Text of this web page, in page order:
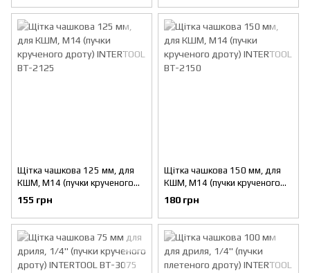
Щітка чашкова 125 мм, для
КШМ, М14 (пучки крученого
дроту) INTERTOOL BT-2125
155 грн
Щітка чашкова 150 мм, для
КШМ, М14 (пучки крученого
дроту) INTERTOOL BT-2150
180 грн